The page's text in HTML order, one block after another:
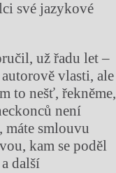
své jazykové
už řadu let –
vlasti, ale
to nešť, řekněme,
není
smlouvu
kam se poděl
další